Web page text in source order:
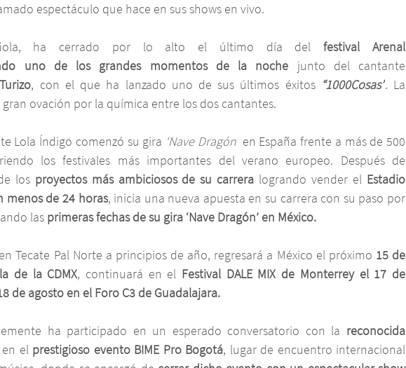
espectáculo que hace en sus shows en vivo.
ha cerrado por lo alto el último día del festival Arenal
uno de los grandes momentos de la noche junto del cantante
, con el que ha lanzado uno de sus últimos éxitos “1000Cosas”. La
ovación por la química entre los dos cantantes.
Lola Índigo comenzó su gira ‘Nave Dragón’ en España frente a más de 500
los festivales más importantes del verano europeo. Después de
los proyectos más ambiciosos de su carrera logrando vender el Estadio
menos de 24 horas, inicia una nueva apuesta en su carrera con su paso por
las primeras fechas de su gira ‘Nave Dragón’ en México.
Tecate Pal Norte a principios de año, regresará a México el próximo 15 de
de la CDMX, continuará en el Festival DALE MIX de Monterrey el 17 de
de agosto en el Foro C3 de Guadalajara.
ha participado en un esperado conversatorio con la reconocida
el prestigioso evento BIME Pro Bogotá, lugar de encuentro internacional